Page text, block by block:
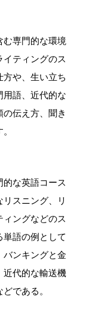
む専門的な環境
ティングのス
や、生い立ち
語、近代的な
伝え方、聞き
な英語コース
スニング、リ
ングなどのス
語の例として
ンキングと金
近代的な輸送機
である。